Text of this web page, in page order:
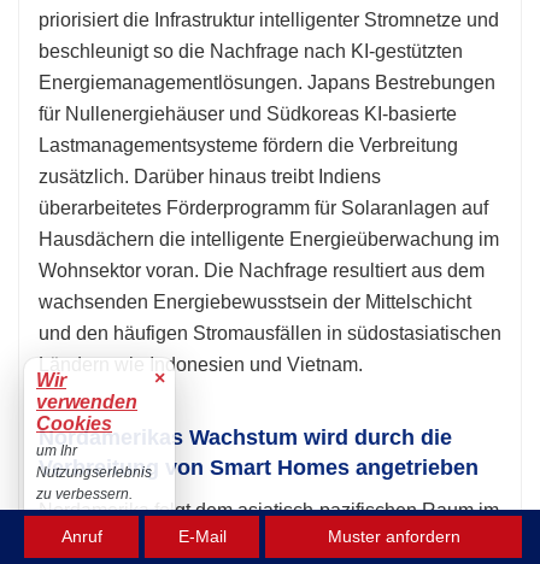
priorisiert die Infrastruktur intelligenter Stromnetze und
beschleunigt so die Nachfrage nach KI-gestützten
Energiemanagementlösungen. Japans Bestrebungen
für Nullenergiehäuser und Südkoreas KI-basierte
Lastmanagementsysteme fördern die Verbreitung
zusätzlich. Darüber hinaus treibt Indiens
überarbeitetes Förderprogramm für Solaranlagen auf
Hausdächern die intelligente Energieüberwachung im
Wohnsektor voran. Die Nachfrage resultiert aus dem
wachsenden Energiebewusstsein der Mittelschicht
und den häufigen Stromausfällen in südostasiatischen
Ländern wie Indonesien und Vietnam.
Nordamerikas Wachstum wird durch die
Verbreitung von Smart Homes angetrieben
Nordamerika folgt dem asiatisch-pazifischen Raum im
Markt für Energiemanagementsysteme für
Anruf E-Mail Muster anfordern
Wir
verwenden
Cookies
×
um Ihr
Nutzungserlebnis
zu verbessern.